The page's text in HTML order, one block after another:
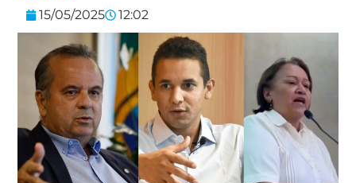
15/05/2025 12:02